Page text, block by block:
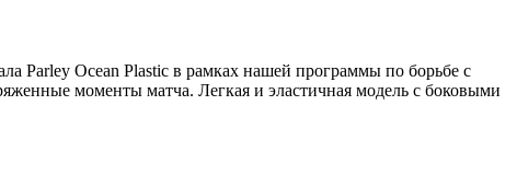
Parley Ocean Plastic в рамках нашей программы по борьбе с
моменты матча. Легкая и эластичная модель с боковыми